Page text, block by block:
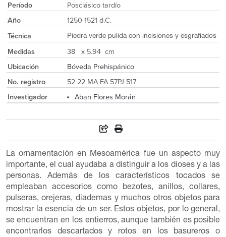
Período
Posclásico tardío
Año
1250-1521 d.C.
Técnica
Piedra verde pulida con incisiones y esgrafiados
Medidas
38 x 5.94 cm
Ubicación
Bóveda Prehispánico
No. registro
52 22 MA FA 57PJ 517
Investigador
Aban Flores Morán
La ornamentación en Mesoamérica fue un aspecto muy
importante, el cual ayudaba a distinguir a los dioses y a las
personas. Además de los característicos tocados se
empleaban accesorios como bezotes, anillos, collares,
pulseras, orejeras, diademas y muchos otros objetos para
mostrar la esencia de un ser. Estos objetos, por lo general,
se encuentran en los entierros, aunque también es posible
encontrarlos descartados y rotos en los basureros o